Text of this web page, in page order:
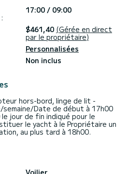
concernant le bateau ou les
pouvez envoyer un message via
conseiller SamBoat se chargera
17:00 / 09:00
$461,40 (Gérée en direct
par le propriétaire)
Personnalisées
Non inclus
hors-bord, linge de lit -
Date de début à 17h00
jour de fin indiqué pour le
le yacht à le Propriétaire un
au plus tard à 18h00.